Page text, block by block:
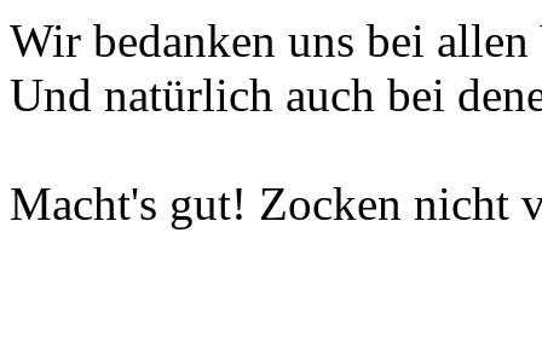
Wir bedanken uns bei
Und natürlich auch bei
Macht's gut! Zocken nicht